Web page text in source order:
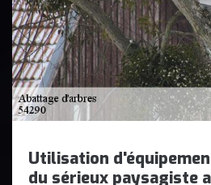
Utilisation
du sérieux paysagiste